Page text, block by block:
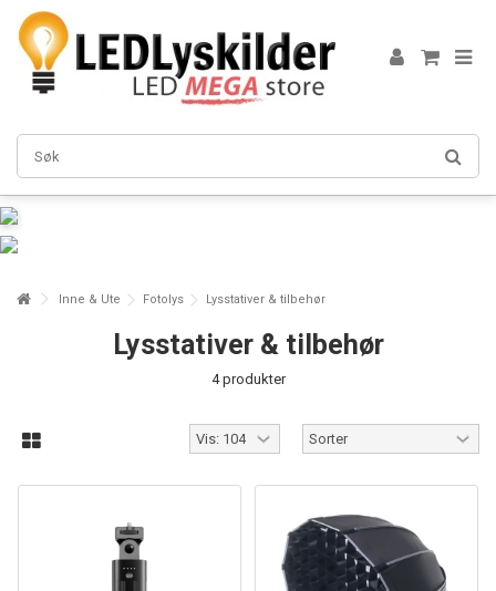
Inne & Ute Fotolys Lysstativer & tilbehør
Lysstativer & tilbehør
4 produkter